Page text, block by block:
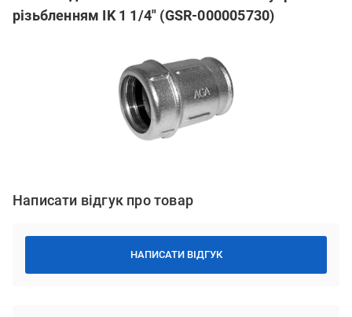
різьбленням IK 1 1/4" (GSR-000005730)
Написати відгук про товар
НАПИСАТИ ВІДГУК